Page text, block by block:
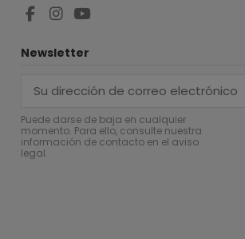
Newsletter
Puede darse de baja en cualquier
momento. Para ello, consulte nuestra
información de contacto en el aviso
legal.